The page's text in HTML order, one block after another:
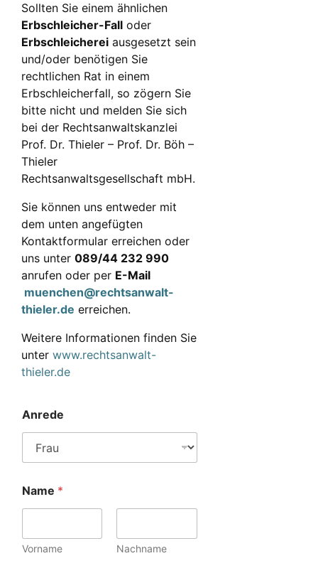
Sollten Sie einem ähnlichen
Erbschleicher-Fall oder
Erbschleicherei ausgesetzt sein
und/oder benötigen Sie
rechtlichen Rat in einem
Erbschleicherfall, so zögern Sie
bitte nicht und melden Sie sich
bei der Rechtsanwaltskanzlei
Prof. Dr. Thieler – Prof. Dr. Böh –
Thieler
Rechtsanwaltsgesellschaft mbH.
Sie können uns entweder mit
dem unten angefügten
Kontaktformular erreichen oder
uns unter 089/44 232 990
anrufen oder per E-Mail
muenchen@rechtsanwalt-
thieler.de erreichen.
Weitere Informationen finden Sie
unter www.rechtsanwalt-
thieler.de
Anrede
Name *
Vorname Nachname